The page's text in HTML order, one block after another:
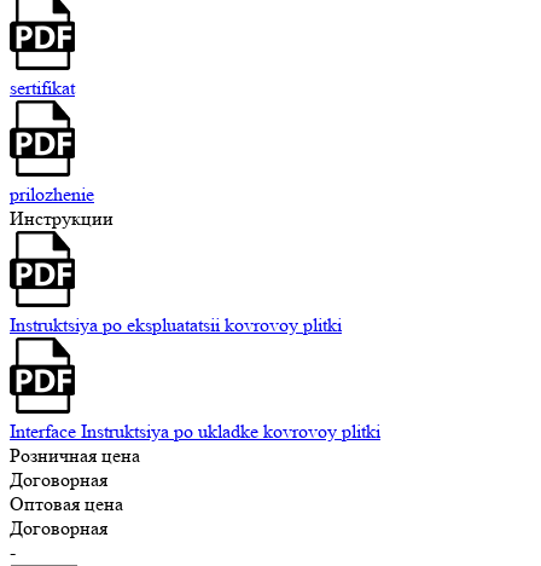
sertifikat
prilozhenie
Инструкции
Instruktsiya po ekspluatatsii kovrovoy plitki
Interface Instruktsiya po ukladke kovrovoy plitki
Розничная цена
Договорная
Оптовая цена
Договорная
-